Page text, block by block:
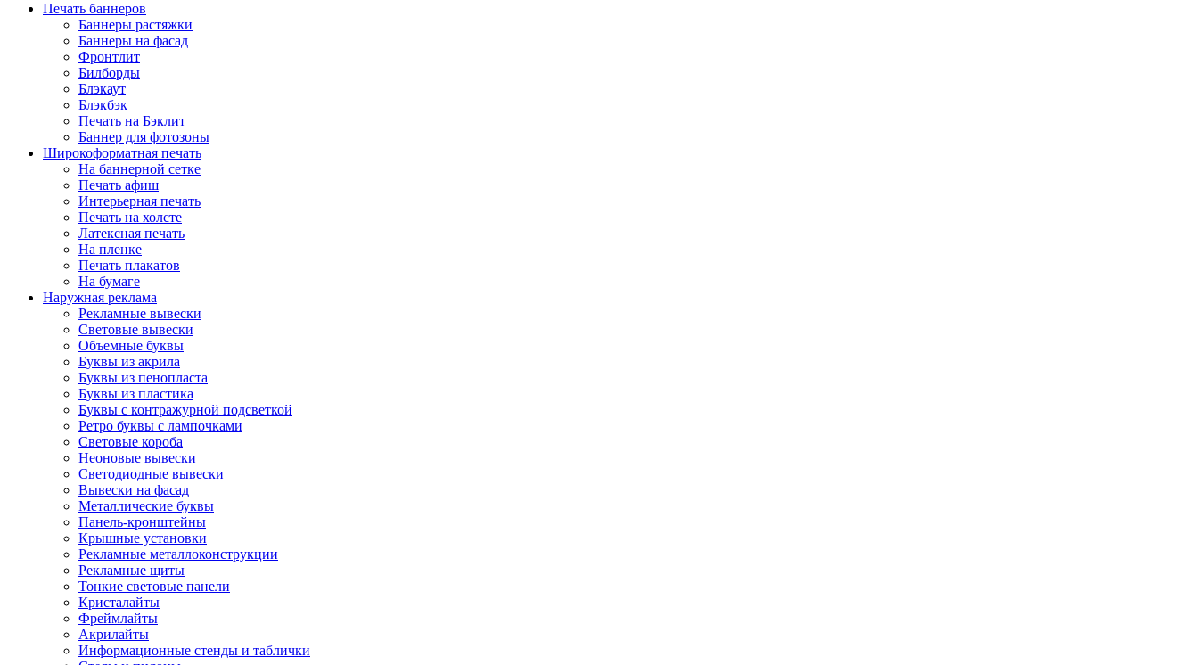
Печать баннеров
Баннеры растяжки
Баннеры на фасад
Фронтлит
Билборды
Блэкаут
Блэкбэк
Печать на Бэклит
Баннер для фотозоны
Широкоформатная печать
На баннерной сетке
Печать афиш
Интерьерная печать
Печать на холсте
Латексная печать
На пленке
Печать плакатов
На бумаге
Наружная реклама
Рекламные вывески
Световые вывески
Объемные буквы
Буквы из акрила
Буквы из пенопласта
Буквы из пластика
Буквы с контражурной подсветкой
Ретро буквы с лампочками
Световые короба
Неоновые вывески
Светодиодные вывески
Вывески на фасад
Металлические буквы
Панель-кронштейны
Крышные установки
Рекламные металлоконструкции
Рекламные щиты
Тонкие световые панели
Кристалайты
Фреймлайты
Акрилайты
Информационные стенды и таблички